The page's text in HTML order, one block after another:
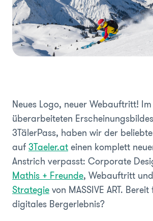
Neues Logo, neuer Webauftritt!
überarbeiteten
3TälerPass, haben wir der
auf3Taeler.ateinen komplett
Anstrich verpasst: Corporate
Mathis + Freunde, Webauftritt und
Strategievon MASSIVE ART.
digitales Bergerlebnis?